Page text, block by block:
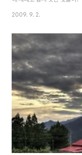
이순신장군 동상주변에 설치
성된 꽃밭이 있었는데, 사람
보았더니 인조잔디를 깔아 놓
았다. 인물쪽 사진을 HDR로
만들어 연도별로 중요사실들
록 조금 높은 관람대를 설치..
2009. 9. 2.